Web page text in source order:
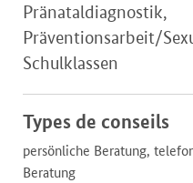
Pränataldiagnostik,
Präventionsarbeit/
Schulklassen
Types de conseils
persönliche Beratung,
Beratung